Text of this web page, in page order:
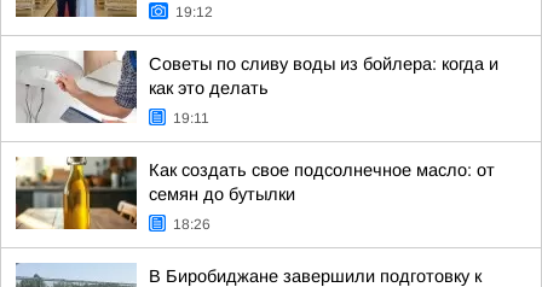
19:12
Советы по сливу воды из бойлера: когда и
как это делать
19:11
Как создать свое подсолнечное масло: от
семян до бутылки
18:26
В Биробиджане завершили подготовку к